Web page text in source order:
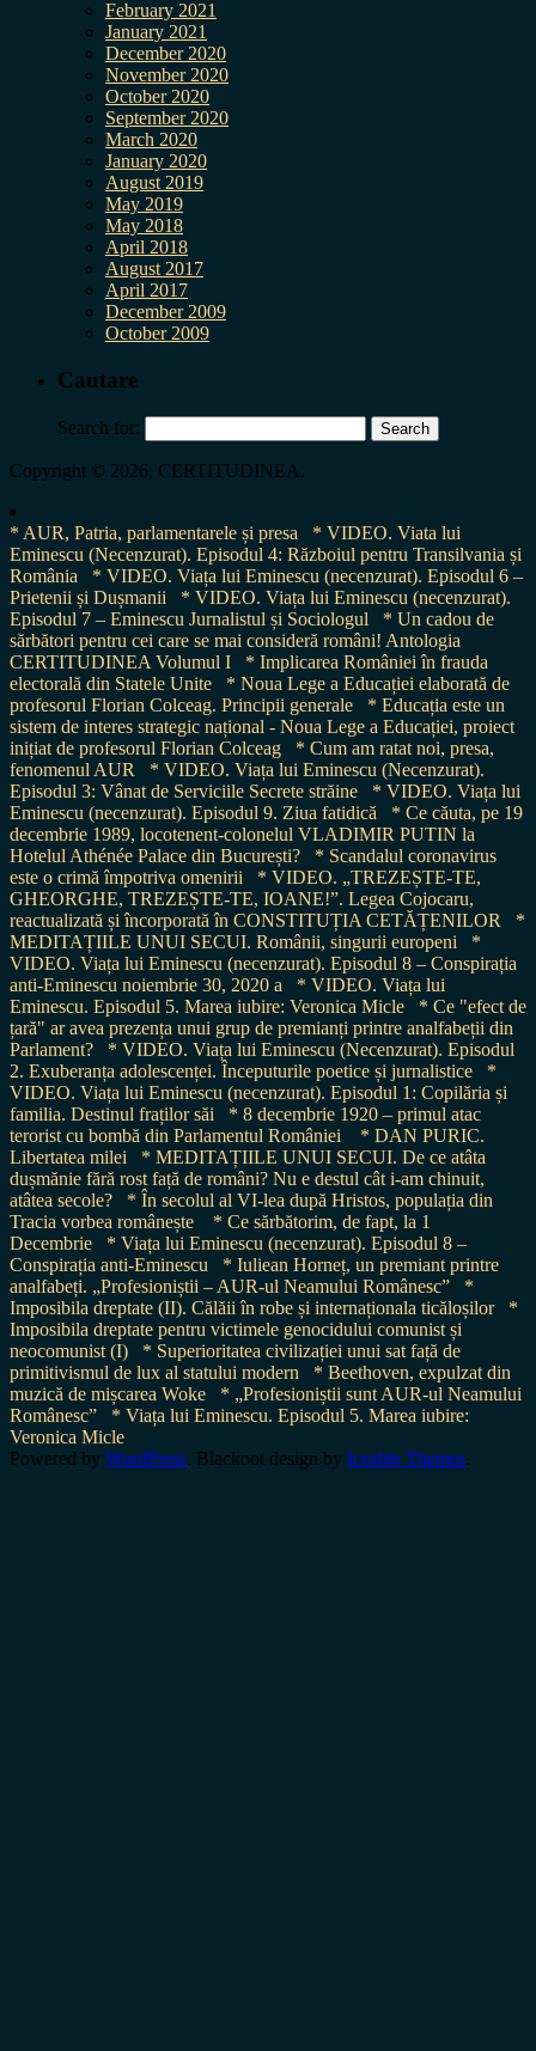
February 2021
January 2021
December 2020
November 2020
October 2020
September 2020
March 2020
January 2020
August 2019
May 2019
May 2018
April 2018
August 2017
April 2017
December 2009
October 2009
Cautare
Search for:
Copyright © 2026, CERTITUDINEA.
* AUR, Patria, parlamentarele și presa
* VIDEO. Viata lui
Eminescu (Necenzurat). Episodul 4: Războiul pentru Transilvania și
România
* VIDEO. Viața lui Eminescu (necenzurat). Episodul 6 –
Prietenii și Dușmanii
* VIDEO. Viața lui Eminescu (necenzurat).
Episodul 7 – Eminescu Jurnalistul și Sociologul
* Un cadou de
sărbători pentru cei care se mai consideră români! Antologia
CERTITUDINEA Volumul I
* Implicarea României în frauda
electorală din Statele Unite
* Noua Lege a Educației elaborată de
profesorul Florian Colceag. Principii generale
* Educația este un
sistem de interes strategic național - Noua Lege a Educației, proiect
inițiat de profesorul Florian Colceag
* Cum am ratat noi, presa,
fenomenul AUR
* VIDEO. Viața lui Eminescu (Necenzurat).
Episodul 3: Vânat de Serviciile Secrete străine
* VIDEO. Viața lui
Eminescu (necenzurat). Episodul 9. Ziua fatidică
* Ce căuta, pe 19
decembrie 1989, locotenent-colonelul VLADIMIR PUTIN la
Hotelul Athénée Palace din București?
* Scandalul coronavirus
este o crimă împotriva omenirii
* VIDEO. „TREZEȘTE-TE,
GHEORGHE, TREZEȘTE-TE, IOANE!”. Legea Cojocaru,
reactualizată și încorporată în CONSTITUȚIA CETĂȚENILOR
*
MEDITAȚIILE UNUI SECUI. Românii, singurii europeni
*
VIDEO. Viața lui Eminescu (necenzurat). Episodul 8 – Conspirația
anti-Eminescu noiembrie 30, 2020 a
* VIDEO. Viața lui
Eminescu. Episodul 5. Marea iubire: Veronica Micle
* Ce "efect de
țară" ar avea prezența unui grup de premianți printre analfabeții din
Parlament?
* VIDEO. Viața lui Eminescu (Necenzurat). Episodul
2. Exuberanța adolescenței. Începuturile poetice și jurnalistice
*
VIDEO. Viața lui Eminescu (necenzurat). Episodul 1: Copilăria și
familia. Destinul fraților săi
* 8 decembrie 1920 – primul atac
terorist cu bombă din Parlamentul României
* DAN PURIC.
Libertatea milei
* MEDITAȚIILE UNUI SECUI. De ce atâta
dușmănie fără rost față de români? Nu e destul cât i-am chinuit,
atâtea secole?
* În secolul al VI-lea după Hristos, populația din
Tracia vorbea românește
* Ce sărbătorim, de fapt, la 1
Decembrie
* Viața lui Eminescu (necenzurat). Episodul 8 –
Conspirația anti-Eminescu
* Iuliean Horneț, un premiant printre
analfabeți. „Profesioniștii – AUR-ul Neamului Românesc”
*
Imposibila dreptate (II). Călăii în robe și internaționala ticăloșilor
*
Imposibila dreptate pentru victimele genocidului comunist și
neocomunist (I)
* Superioritatea civilizației unui sat față de
primitivismul de lux al statului modern
* Beethoven, expulzat din
muzică de mișcarea Woke
* „Profesioniștii sunt AUR-ul Neamului
Românesc”
* Viața lui Eminescu. Episodul 5. Marea iubire:
Veronica Micle
Powered by WordPress. Blackoot design by Iceable Themes.